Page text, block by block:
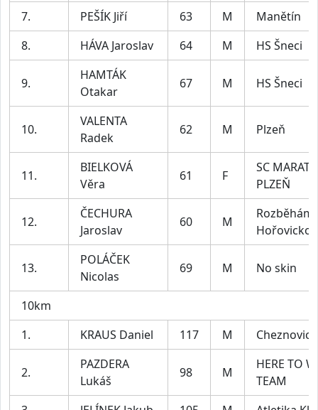
7. PEŠÍK Jiří 63 M
Manětín
8.
HÁVA Jaroslav 64 M HS Šneci
9.
HAMTÁK
Otakar
67 M HS Šneci
10.
VALENTA
Radek
62 M Plzeň
11.
BIELKOVÁ
Věra
61 F
SC
PLZEŇ
12.
ČECHURA
Jaroslav
60 M
Hořovicko
13.
POLÁČEK
Nicolas
69 M No skin
10km
1.
KRAUS Daniel 117 M Cheznovice
2.
PAZDERA
Lukáš
98 M
HERE TO
TEAM